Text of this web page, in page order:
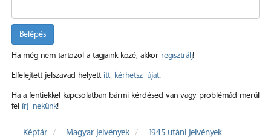
Belépés
Ha még nem tartozol a tagjaink közé, akkor regisztrálj!
Elfelejtett jelszavad helyett itt kérhetsz újat.
Ha a fentiekkel kapcsolatban bármi kérdésed van vagy problémád merül
fel írj nekünk!
Képtár Magyar jelvények
1945 utáni jelvények